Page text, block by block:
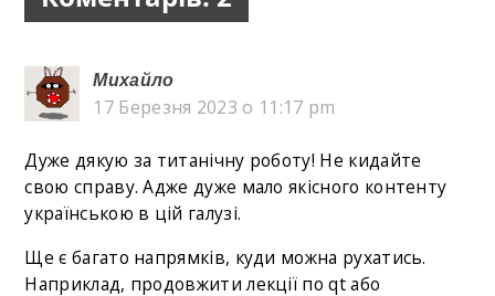
Михайло
17 Березня 2023 о 11:17 pm
Дуже дякую за титанічну роботу! Не кидайте
свою справу. Адже дуже мало якісного контенту
українською в цій галузі.
Ще є багато напрямків, куди можна рухатись.
Наприклад, продовжити лекції по qt або